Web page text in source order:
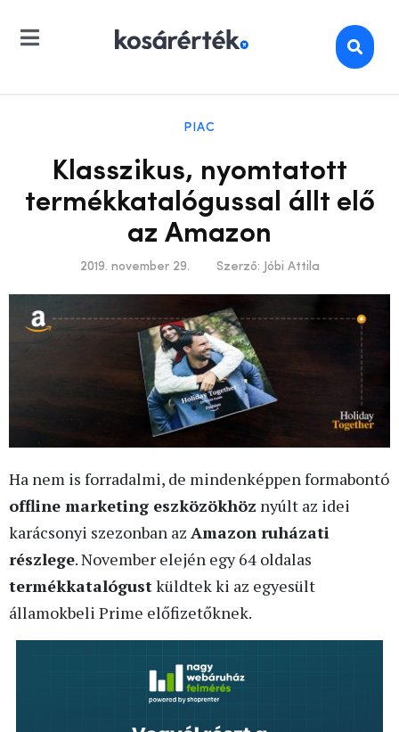
PIAC
Klasszikus, nyomtatott
termékkatalógussal állt elő
az Amazon
2019. november 29. Szerző: Jóbi Attila
Ha nem is forradalmi, de mindenképpen formabontó
offline marketing eszközökhöz nyúlt az idei
karácsonyi szezonban az Amazon ruházati
részlege. November elején egy 64 oldalas
termékkatalógustküldtek ki az egyesült
államokbeli Prime előfizetőknek.